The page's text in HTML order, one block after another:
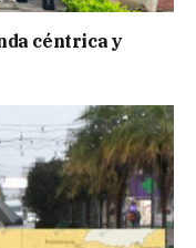
céntrica y